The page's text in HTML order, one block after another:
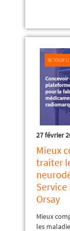
27 février
Mieux
traiter
Orsay
Mieux
les